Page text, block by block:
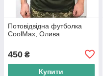
Потовідвідна футболка
CoolMax, Олива
450 ₴
Купити